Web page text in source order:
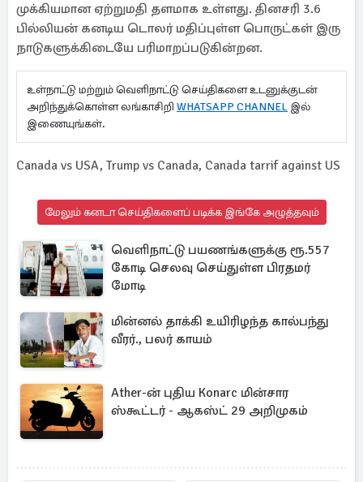
முக்கியமான ஏற்றுமதி தளமாக உள்ளது. தினசரி 3.6
பில்லியன் கனடிய டொலர் மதிப்புள்ள பொருட்கள் இரு
நாடுகளுக்கிடையே பரிமாறப்படுகின்றன.
உள்நாட்டு மற்றும் வெளிநாட்டு செய்திகளை உடனுக்குடன்
அறிந்துக்கொள்ள லங்காசிறி WHATSAPP CHANNEL இல்
இணையுங்கள்.
Canada vs USA, Trump vs Canada, Canada tarrif against US
மேலும் கனடா செய்திகளைப் படிக்க இங்கே அழுத்தவும்
வெளிநாட்டு பயணங்களுக்கு ரூ.557
கோடி செலவு செய்துள்ள பிரதமர்
மோடி
மின்னல் தாக்கி உயிரிழந்த கால்பந்து
வீரர்., பலர் காயம்
Ather-ன் புதிய Konarc மின்சார
ஸ்கூட்டர் - ஆகஸ்ட் 29 அறிமுகம்